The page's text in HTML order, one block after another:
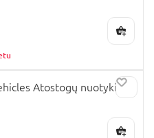
Atostogų nuotykių